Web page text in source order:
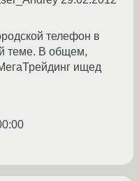
телефон в
теме. В общем,
ищед